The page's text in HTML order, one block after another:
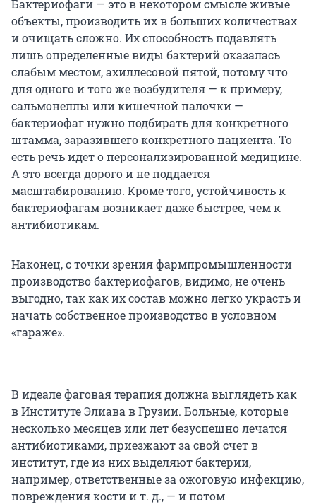
Бактериофаги — это в некотором смысле живые
объекты, производить их в больших количествах
и очищать сложно. Их способность подавлять
лишь определенные виды бактерий оказалась
слабым местом, ахиллесовой пятой, потому что
для одного и того же возбудителя — к примеру,
сальмонеллы или кишечной палочки —
бактериофаг нужно подбирать для конкретного
штамма, заразившего конкретного пациента. То
есть речь идет о персонализированной медицине.
А это всегда дорого и не поддается
масштабированию. Кроме того, устойчивость к
бактериофагам возникает даже быстрее, чем к
антибиотикам.
Наконец, с точки зрения фармпромышленности
производство бактериофагов, видимо, не очень
выгодно, так как их состав можно легко украсть и
начать собственное производство в условном
«гараже».
В идеале фаговая терапия должна выглядеть как
в Институте Элиава в Грузии. Больные, которые
несколько месяцев или лет безуспешно лечатся
антибиотиками, приезжают за свой счет в
институт, где из них выделяют бактерии,
например, ответственные за ожоговую инфекцию,
повреждения кости и т. д., — и потом